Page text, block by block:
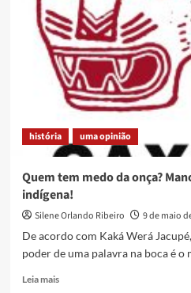
Alvarenga?
história uma opinião
Quem tem medo da onça?
indígena!
Silene Orlando Ribeiro 9 de maio
De acordo com Kaká Werá
poder de uma palavra na boca é o
Leia maisRead